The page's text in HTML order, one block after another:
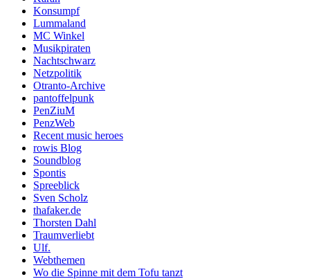
Konsumpf
Lummaland
MC Winkel
Musikpiraten
Nachtschwarz
Netzpolitik
Otranto-Archive
pantoffelpunk
PenZiuM
PenzWeb
Recent music heroes
rowis Blog
Soundblog
Spontis
Spreeblick
Sven Scholz
thafaker.de
Thorsten Dahl
Traumverliebt
Ulf.
Webthemen
Wo die Spinne mit dem Tofu tanzt